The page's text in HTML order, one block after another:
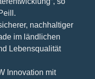
nachhaltiger
im ländlichen
Lebensqualität
Innovation mit